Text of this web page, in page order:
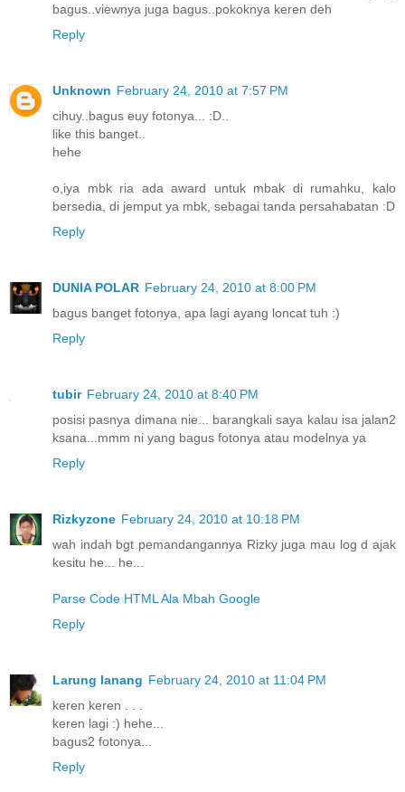
bagus..viewnya juga bagus..pokoknya keren deh
Reply
Unknown February 24, 2010 at 7:57 PM
cihuy..bagus euy fotonya... :D..
like this banget..
hehe
o,iya mbk ria ada award untuk mbak di rumahku, kalo
bersedia, di jemput ya mbk, sebagai tanda persahabatan :D
Reply
DUNIA POLAR February 24, 2010 at 8:00 PM
bagus banget fotonya, apa lagi ayang loncat tuh :)
Reply
tubir February 24, 2010 at 8:40 PM
posisi pasnya dimana nie... barangkali saya kalau isa jalan2
ksana...mmm ni yang bagus fotonya atau modelnya ya
Reply
Rizkyzone February 24, 2010 at 10:18 PM
wah indah bgt pemandangannya Rizky juga mau log d ajak
kesitu he... he...
Parse Code HTML Ala Mbah Google
Reply
Larung lanang February 24, 2010 at 11:04 PM
keren keren . . .
keren lagi :) hehe...
bagus2 fotonya...
Reply